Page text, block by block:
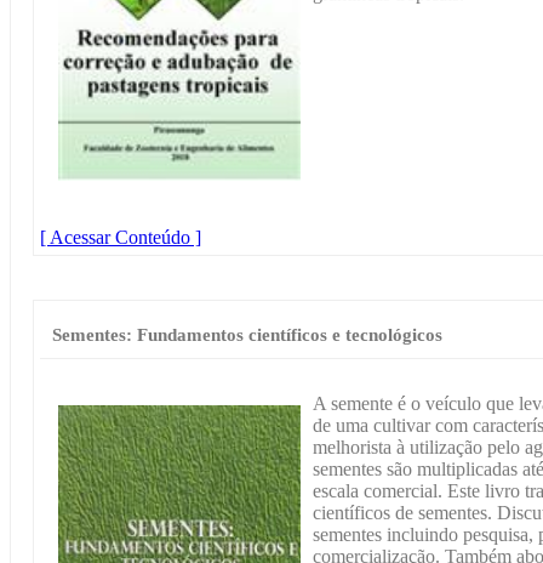
[ Acessar Conteúdo ]
Sementes: Fundamentos científicos e tecnológicos
A semente é o veículo que
de uma cultivar com
melhorista à utilização pelo
sementes são multiplicadas
escala comercial. Este livro
científicos de sementes.
sementes incluindo
comercialização. Também